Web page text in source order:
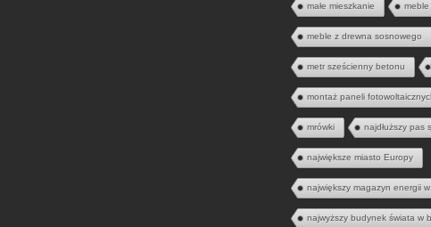
małe mieszkanie meble
meble z drewna sosnowego
metr sześcienny betonu
montaż paneli
mrówki najdłuższy pas
największe miasto Europy
największy magazyn energii
najwyższy budynek świata w